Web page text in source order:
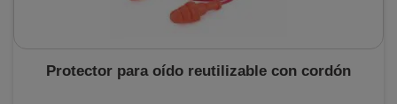
Protector para oído reutilizable con cordón